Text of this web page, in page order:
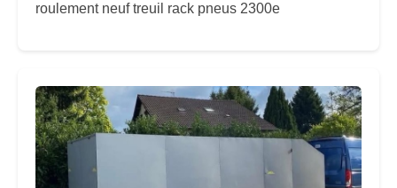
roulement neuf treuil rack pneus 2300e